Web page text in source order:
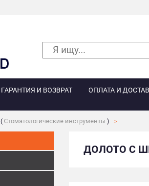
ГАРАНТИЯ И ВОЗВРАТ ОПЛАТА И
( Стоматологические инструменты )
ДОЛОТО С